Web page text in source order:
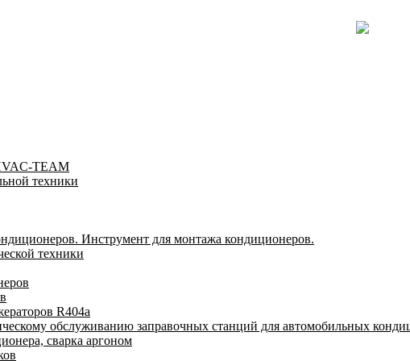
TEAM
техники
Инструмент для монтажа кондиционеров.
техники
R404a
обслуживанию заправочных станций для автомобильных
сварка аргоном